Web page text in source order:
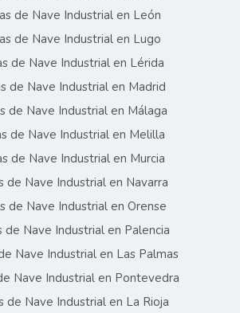
de Nave Industrial en León
de Nave Industrial en Lugo
de Nave Industrial en Lérida
de Nave Industrial en Madrid
de Nave Industrial en Málaga
de Nave Industrial en Melilla
de Nave Industrial en Murcia
de Nave Industrial en Navarra
de Nave Industrial en Orense
de Nave Industrial en Palencia
Nave Industrial en Las Palmas
Nave Industrial en Pontevedra
de Nave Industrial en La Rioja